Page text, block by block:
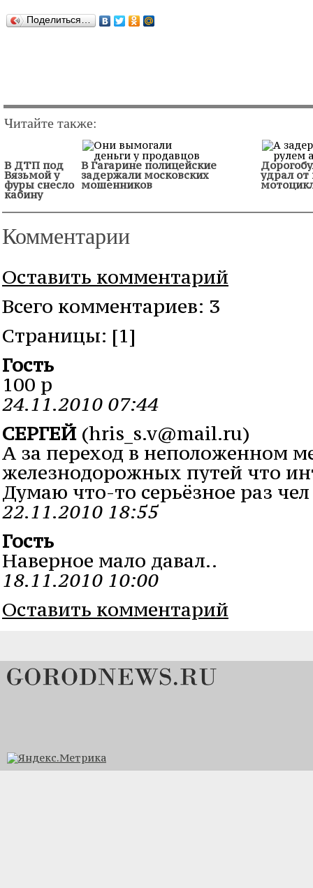
Поделиться…
Читайте также:
В ДТП под
Вязьмой у
фуры снесло
кабину
В Гагарине полицейские
задержали московских
мошенников
удрал от
Комментарии
Оставить комментарий
Всего комментариев: 3
Cтраницы: [1]
Гость
100 р
24.11.2010 07:44
СЕРГЕЙ(hris_s.v@mail.ru)
А за переход в неположенном
железнодорожных путей что
Думаю что-то серьёзное раз
22.11.2010 18:55
Гость
Наверное мало давал..
18.11.2010 10:00
Оставить комментарий